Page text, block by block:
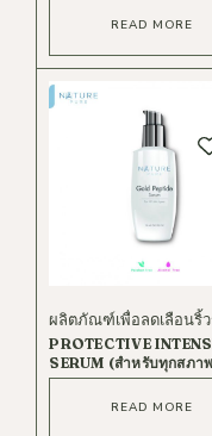
READ MORE
PROTECTIVE
SERUM (สำหรับทุกสภา
ผลิตภัณฑ์เพื่อลดเลือนริ้
READ MORE